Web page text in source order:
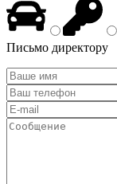
Письмо директору